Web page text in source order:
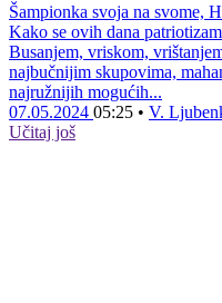
Šampionka svoja na svome,
Kako se ovih dana
Busanjem, vriskom,
najbučnijim skupovima,
najružnijih mogućih...
07.05.2024 05:25 • V.
Učitaj još